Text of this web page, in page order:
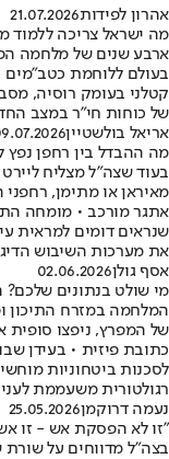
אהרון לפידות21.07.2026
מה ישראל צריכה ללמוד
ארבע שנים של מלחמה
בעולם ללוחמת כטב"מים
קטלני בעומק רוסיה,
של כוחות חי"ר במצב
אריאל בולשטיין
מה ההבדל בין רחפן
בעוד שצה"ל מצליח
מאיראן או מתימן, רחפני
אתגר מורכב • מומחה
שנראים דומים למראית
את מערכות השיבוש
אסף גולן02.06.2026
מי שולט בנתונים שלכם?
המלחמה במזרח התיכון
של המפרץ, ניפצו סופית
כתובת פיזית • בעידן
לסכנות ביטחוניות
רגולטורית משעממת
נעמה דרוקמן25.05.2026
"זו לא הפסקת אש - זו
בצה"ל מדווחים על שורת